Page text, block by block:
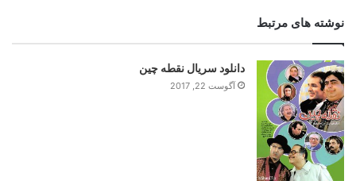
نوشته های مرتبط
دانلود سریال نقطه چین
آگوست 22, 2017